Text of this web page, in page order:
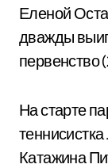
Еленой
дважды
первенство
На старте
Катажина